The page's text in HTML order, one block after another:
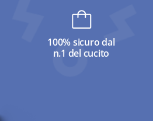
100% sicuro dal
n.1 del cucito